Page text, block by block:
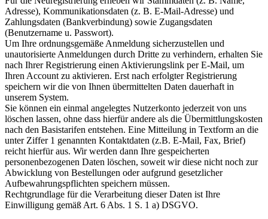
Adresse), Kommunikationsdaten (z. B. E-Mail-Adresse) und
Zahlungsdaten (Bankverbindung) sowie Zugangsdaten
(Benutzername u. Passwort).
Um Ihre ordnungsgemäße Anmeldung sicherzustellen und
unautorisierte Anmeldungen durch Dritte zu verhindern, erhalten Sie
nach Ihrer Registrierung einen Aktivierungslink per E-Mail, um
Ihren Account zu aktivieren. Erst nach erfolgter Registrierung
speichern wir die von Ihnen übermittelten Daten dauerhaft in
unserem System.
Sie können ein einmal angelegtes Nutzerkonto jederzeit von uns
löschen lassen, ohne dass hierfür andere als die Übermittlungskosten
nach den Basistarifen entstehen. Eine Mitteilung in Textform an die
unter Ziffer 1 genannten Kontaktdaten (z.B. E-Mail, Fax, Brief)
reicht hierfür aus. Wir werden dann Ihre gespeicherten
personenbezogenen Daten löschen, soweit wir diese nicht noch zur
Abwicklung von Bestellungen oder aufgrund gesetzlicher
Aufbewahrungspflichten speichern müssen.
Rechtgrundlage für die Verarbeitung dieser Daten ist Ihre
Einwilligung gemäß Art. 6 Abs. 1 S. 1 a) DSGVO.